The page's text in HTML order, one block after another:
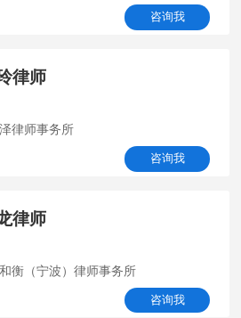
咨询我
律师
律师事务所
咨询我
律师
衡（宁波）律师事务所
咨询我